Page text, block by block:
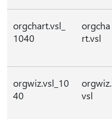
orgchart.vsl_
1040
orgcha
rt.vsl
orgwiz.vsl_10
40
orgwiz.
vsl